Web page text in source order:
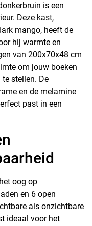
is een
Deze kast,
mango, heeft de
hij warmte en
van 200x70x48 cm
om jouw boeken
stellen. De
en de melamine
past in een
oog op
en 6 open
als onzichtbare
ideaal voor het